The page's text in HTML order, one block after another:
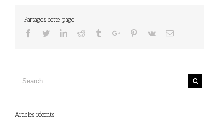
Partagez cette page :
Facebook
TwitterLinkedinReddit TumblrGoogle+Pinterest
Vk Email
Articles récents